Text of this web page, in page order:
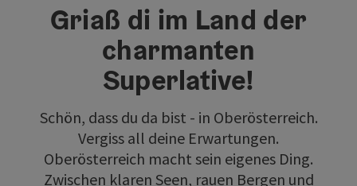
Griaß di im Land der
charmanten
Superlative!
Schön, dass du da bist - in Oberösterreich.
Vergiss all deine Erwartungen.
Oberösterreich macht sein eigenes Ding.
Zwischen klaren Seen, rauen Bergen und